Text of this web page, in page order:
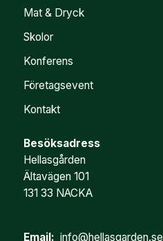
Mat & Dryck
Skolor
Konferens
Företagsevent
Kontakt
Besöksadress
Hellasgården
Ältavägen 101
131 33 NACKA
Email: info@hellasgarden.se